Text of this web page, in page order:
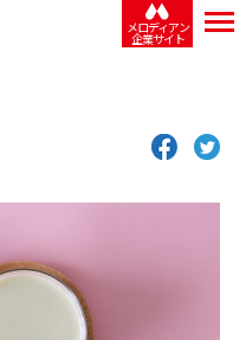
メロディアン
企業サイト